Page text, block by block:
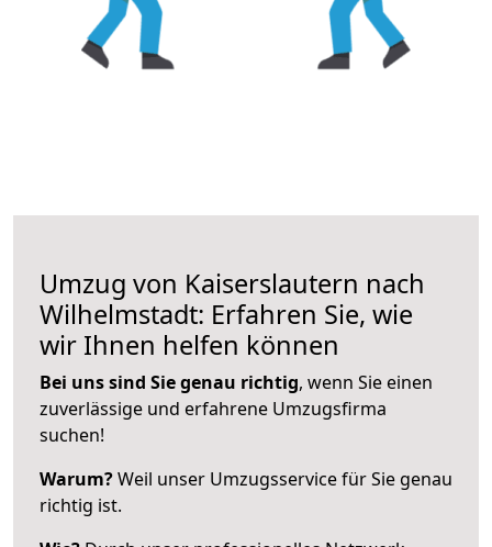
Umzug von Kaiserslautern nach
Wilhelmstadt: Erfahren Sie, wie
wir Ihnen helfen können
Bei uns sind Sie genau richtig, wenn Sie einen
zuverlässige und erfahrene Umzugsfirma
suchen!
Warum?Weil unser Umzugsservice für Sie genau
richtig ist.